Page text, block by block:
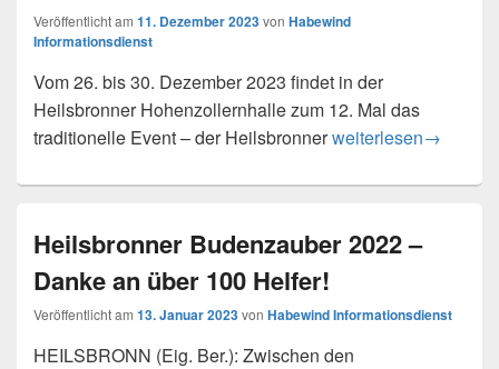
Veröffentlicht am 11. Dezember 2023von Habewind
Informationsdienst
Vom 26. bis 30. Dezember 2023 findet in der
Heilsbronner Hohenzollernhalle zum 12. Mal das
traditionelle Event – der HeilsbronnerBudenzauber in der
weiterlesen→
Heilsbronner Budenzauber 2022 –
Danke an über 100 Helfer!
Veröffentlicht am 13. Januar 2023von Habewind Informationsdienst
HEILSBRONN (Eig. Ber.): Zwischen den